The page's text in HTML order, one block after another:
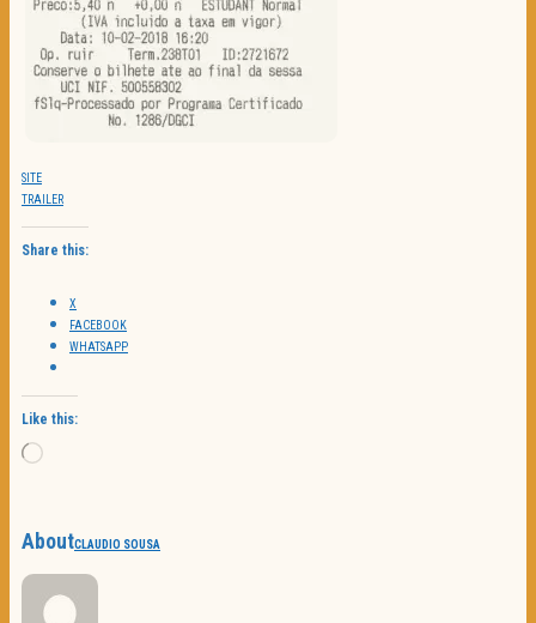
SITE
TRAILER
Share this:
X
FACEBOOK
WHATSAPP
Like this:
Loading…
AboutCLAUDIO SOUSA